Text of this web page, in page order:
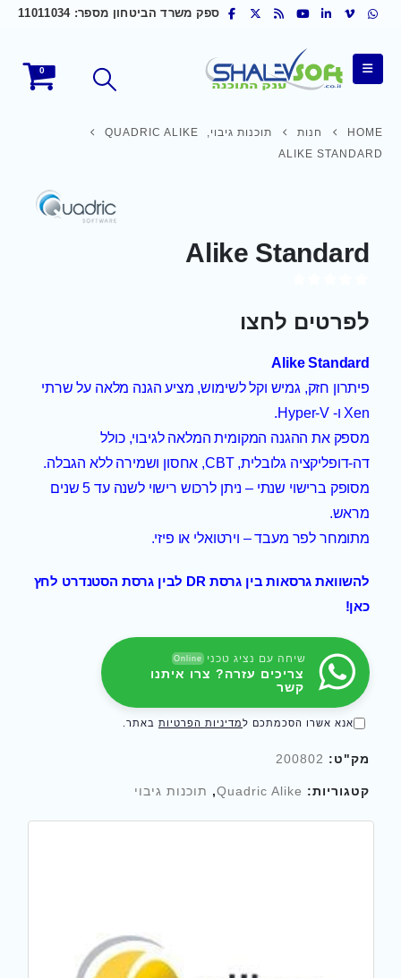
ספק משרד הביטחון מספר: 11011034
0
HOME חנות תוכנות גיבוי,
QUADRIC ALIKE
ALIKE STANDARD
Alike Standard
לפרטים לחצו
Alike Standard
פיתרון חזק, גמיש וקל לשימוש, מציע הגנה מלאה על שרתי
Xen ו- Hyper-V.
מספק את ההגנה המקומית המלאה לגיבוי, כולל
דה-דופליקציה גלובלית, CBT, אחסון ושמירה ללא הגבלה.
מסופק ברישוי שנתי – ניתן לרכוש רישוי לשנה עד 5 שנים
מראש.
מתומחר לפר מעבד – וירטואלי או פיזי.
להשוואת גרסאות בין גרסת DR לבין גרסת הסטנדרט לחץ
כאן!
שיחה עם נציג טכני Online
צריכים עזרה? צרו איתנו
קשר
אנא אשרו הסכמתכם למדיניות הפרטיות באתר.
מק"ט: 200802
קטגוריות: Quadric Alike
, תוכנות גיבוי